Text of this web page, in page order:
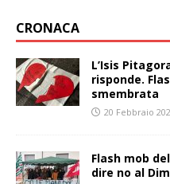
CRONACA
L’Isis
risponde.
smembrata
20 Febbraio
Flash mob
dire no al